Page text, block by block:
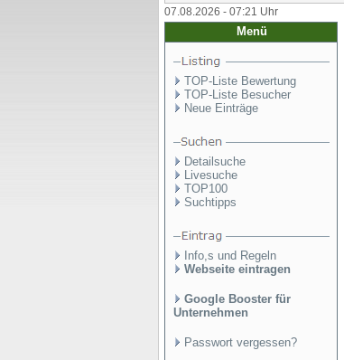
07.08.2026 - 07:21 Uhr
Menü
TOP-Liste Bewertung
TOP-Liste Besucher
Neue Einträge
Detailsuche
Livesuche
TOP100
Suchtipps
Info,s und Regeln
Webseite eintragen
Google Booster für
Unternehmen
Passwort vergessen?